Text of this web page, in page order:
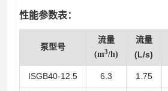
性能参数表：
泵型号
流量
(m3/h)
流量
(L/s)
ISGB40-12.5 6.3 1.75